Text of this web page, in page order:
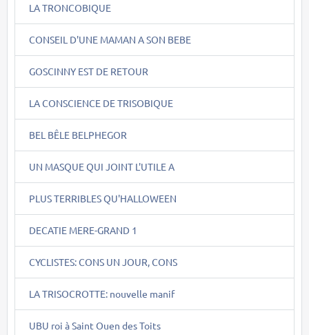
LA TRONCOBIQUE
CONSEIL D'UNE MAMAN A SON BEBE
GOSCINNY EST DE RETOUR
LA CONSCIENCE DE TRISOBIQUE
BEL BÊLE BELPHEGOR
UN MASQUE QUI JOINT L'UTILE A
PLUS TERRIBLES QU'HALLOWEEN
DECATIE MERE-GRAND 1
CYCLISTES: CONS UN JOUR, CONS
LA TRISOCROTTE: nouvelle manif
UBU roi à Saint Ouen des Toits